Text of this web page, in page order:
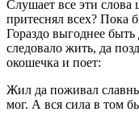
Слушает все эти слова
притеснял всех?
Гораздо выгоднее
следовало жить, да
окошечка и поет:
Жил да поживал
мог. А вся сила в том